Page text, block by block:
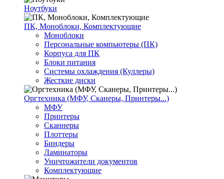
Ноутбуки
ПК, Моноблоки, Комплектующие
Моноблоки
Персональные компьютеры (ПК)
Корпуса для ПК
Блоки питания
Системы охлаждения (Куллеры)
Жесткие диски
Оргтехника (МФУ, Сканеры, Принтеры...)
МФУ
Принтеры
Сканнеры
Плоттеры
Биндеры
Ламинаторы
Уничтожители документов
Комплектующие